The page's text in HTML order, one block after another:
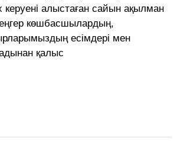
керуені алыстаған сайын ақылман
көшбасшылардың,
есімдері мен
қалыс